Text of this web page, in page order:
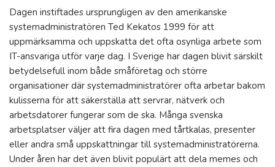
Dagen instiftades ursprungligen av den amerikanske
systemadministratören Ted Kekatos 1999 för att
uppmärksamma och uppskatta det ofta osynliga arbete som
IT-ansvariga utför varje dag. I Sverige har dagen blivit särskilt
betydelsefull inom både småföretag och större
organisationer där systemadministratörer ofta arbetar bakom
kulisserna för att säkerställa att servrar, nätverk och
arbetsdatorer fungerar som de ska. Många svenska
arbetsplatser väljer att fira dagen med tårtkalas, presenter
eller andra små uppskattningar till systemadministratörerna.
Under åren har det även blivit populärt att dela memes och